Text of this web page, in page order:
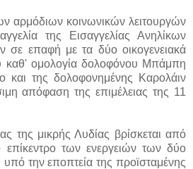
αρμόδιων κοινωνικών λειτουργών
της Εισαγγελίας Ανηλίκων
σε επαφή με τα δύο οικογενειακά
καθ' ομολογία δολοφόνου Μπάμπη
της δολοφονημένης Καρολάιν
απόφαση της επιμέλειας της 11
της μικρής Λυδίας βρίσκεται από
των ενεργειών των δύο
την εποπτεία της προϊσταμένης